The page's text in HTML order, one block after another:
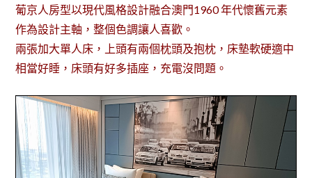
葡京人房型以現代風格設計融合澳門1960 年代懷舊元素
作為設計主軸，整個色調讓人喜歡。
兩張加大單人床，上頭有兩個枕頭及抱枕，床墊軟硬適中
相當好睡，床頭有好多插座，充電沒問題。